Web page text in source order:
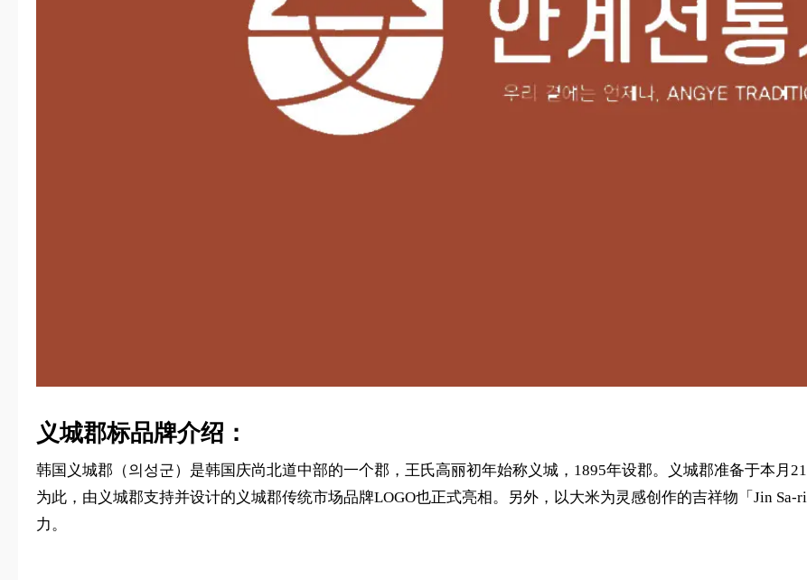
义城郡标品牌介绍：
韩国义城郡（의성군）是韩国庆尚北道中部的一个郡，王氏高丽初年始称义城，1895年设郡。义城郡准备于本月
为此，由义城郡支持并设计的义城郡传统市场品牌LOGO也正式亮相。另外，以大米为灵感创作的吉祥物「Jin
力。